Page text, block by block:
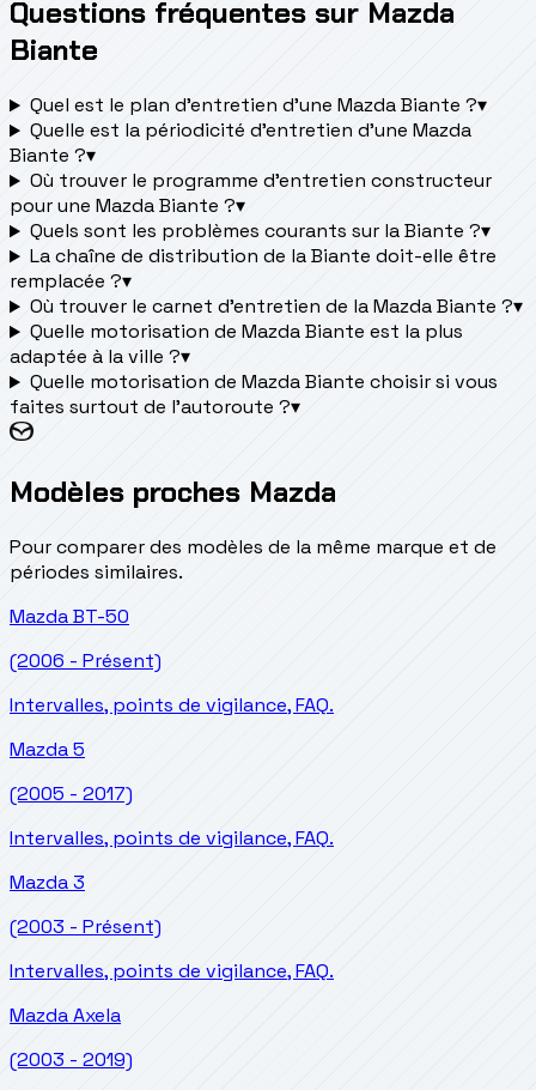
Questions fréquentes sur Mazda
Biante
Quel est le plan d’entretien d’une Mazda Biante ?▾
Quelle est la périodicité d’entretien d’une Mazda
Biante ?▾
Où trouver le programme d’entretien constructeur
pour une Mazda Biante ?▾
Quels sont les problèmes courants sur la Biante ?▾
La chaîne de distribution de la Biante doit-elle être
remplacée ?▾
Où trouver le carnet d'entretien de la Mazda Biante ?▾
Quelle motorisation de Mazda Biante est la plus
adaptée à la ville ?▾
Quelle motorisation de Mazda Biante choisir si vous
faites surtout de l'autoroute ?▾
Modèles proches Mazda
Pour comparer des modèles de la même marque et de
périodes similaires.
MazdaBT-50
(2006 - Présent)
Intervalles, points de vigilance, FAQ.
Mazda5
(2005 - 2017)
Intervalles, points de vigilance, FAQ.
Mazda3
(2003 - Présent)
Intervalles, points de vigilance, FAQ.
MazdaAxela
(2003 - 2019)